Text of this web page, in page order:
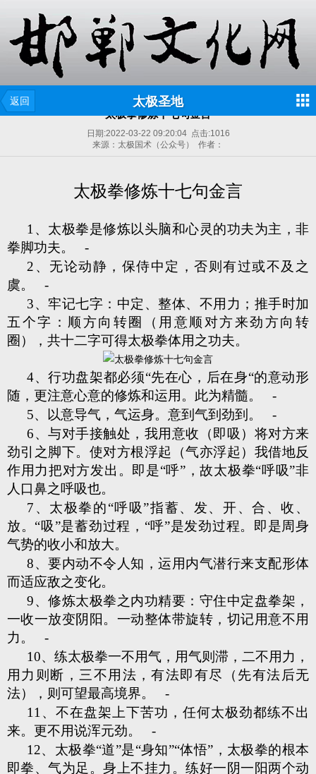
返回 太极圣地
太极拳修炼十七句金言
日期:2022-03-22 09:20:04点击:1016
来源：太极国术（公众号） 作者：
太极拳修炼十七句金言
1、太极拳是修炼以头脑和心灵的功夫为主，非
拳脚功夫。 -
2、无论动静，保侍中定，否则有过或不及之
虞。 -
3、牢记七字：中定、整体、不用力；推手时加
五个字：顺方向转圈（用意顺对方来劲方向转
圈），共十二字可得太极拳体用之功夫。
4、行功盘架都必须“先在心，后在身“的意动形
随，更注意心意的修炼和运用。此为精髓。 -
5、以意导气，气运身。意到气到劲到。 -
6、与对手接触处，我用意收（即吸）将对方来
劲引之脚下。使对方根浮起（气亦浮起）我借地反
作用力把对方发出。即是“呼”，故太极拳“呼吸”非
人口鼻之呼吸也。
7、太极拳的“呼吸”指蓄、发、开、合、收、
放。“吸”是蓄劲过程，“呼”是发劲过程。即是周身
气势的收小和放大。
8、要内动不令人知，运用内气潜行来支配形体
而适应敌之变化。
9、修炼太极拳之内功精要：守住中定盘拳架，
一收一放变阴阳。一动整体带旋转，切记用意不用
力。 -
10、练太极拳一不用气，用气则滞，二不用力，
用力则断，三不用法，有法即有尽（先有法后无
法），则可望最高境界。 -
11、不在盘架上下苦功，任何太极劲都练不出
来。更不用说浑元劲。 -
12、太极拳“道”是“身知”“体悟”，太极拳的根本
即拳、气为足。身上不挂力。练好一阴一阳两个动